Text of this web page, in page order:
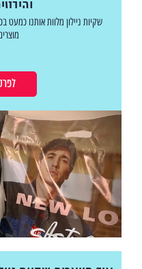
שקיות ניילון מלוות אותנו כמעט